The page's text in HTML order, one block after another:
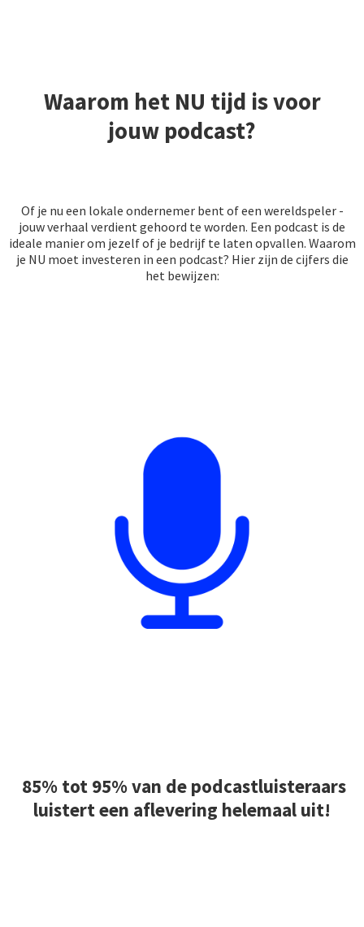
Waarom het NU tijd is voor
jouw podcast?
Of je nu een lokale ondernemer bent of een wereldspeler -
jouw verhaal verdient gehoord te worden. Een podcast is de
ideale manier om jezelf of je bedrijf te laten opvallen. Waarom
je NU moet investeren in een podcast? Hier zijn de cijfers die
het bewijzen:
85% tot 95%van de podcastluisteraars
luistert een aflevering helemaal uit!